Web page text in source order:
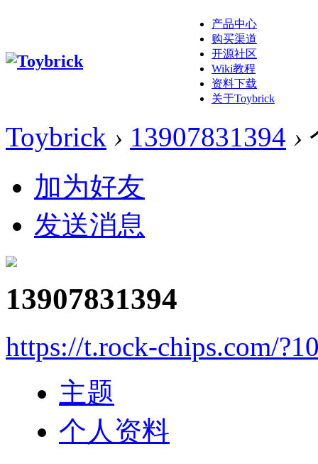
产品中心
购买渠道
开源社区
Wiki教程
资料下载
关于Toybrick
Toybrick › 13907831394 ›
加为好友
发送消息
13907831394
https://t.rock-chips.com/
主题
个人资料